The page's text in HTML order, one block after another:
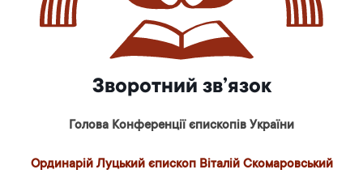
Зворотний зв’язок
Голова Конференції єпископів України
Ординарій Луцький єпископ Віталій Скомаровський